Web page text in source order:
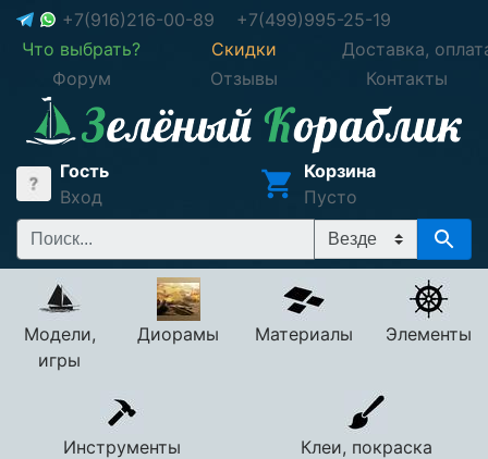
+7(916)216-00-89
+7(499)995-25-19
Что выбрать?
Скидки
Доставка,
Форум
Отзывы Контакты
Гость
Вход
Корзина
Пусто
Модели,
игры
Диорамы Материалы Элементы
Инструменты
Клеи, покраска